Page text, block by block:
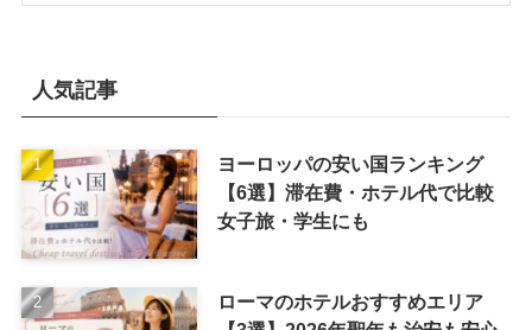
人気記事
ヨーロッパの安い国ランキング
【6選】滞在費・ホテル代で比較
女子旅・学生にも
ローマのホテルおすすめエリア